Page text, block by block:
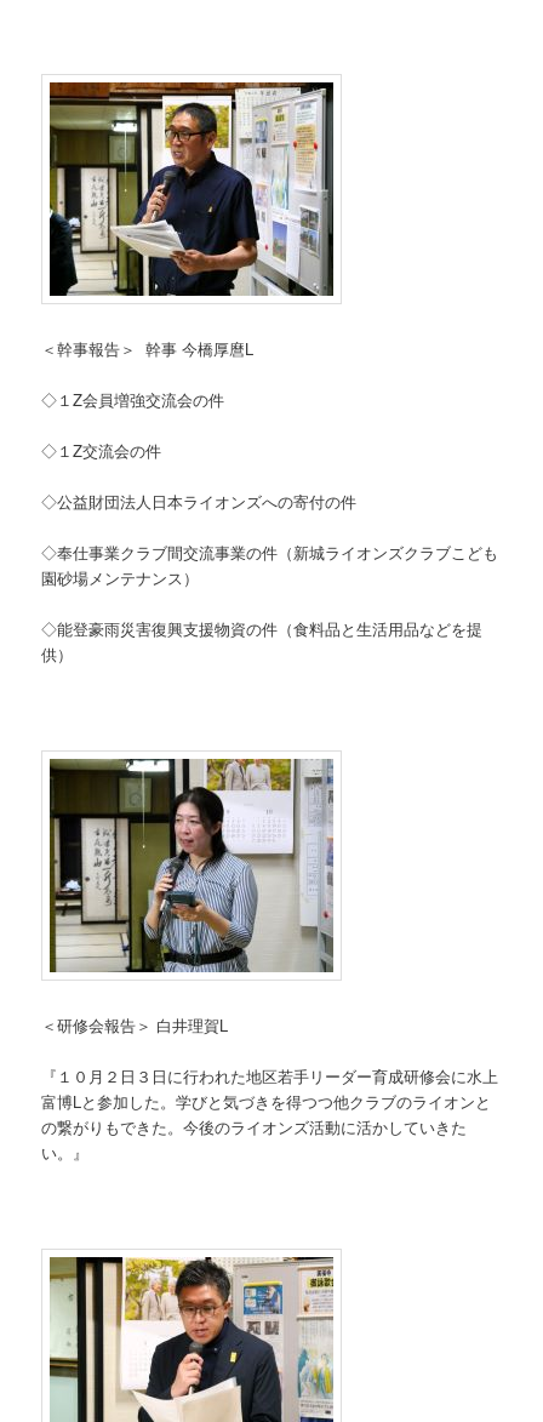
＜幹事報告＞ 幹事 今橋厚麿L
◇１Z会員増強交流会の件
◇１Z交流会の件
◇公益財団法人日本ライオンズへの寄付の件
◇奉仕事業クラブ間交流事業の件（新城ライオンズクラブこども
園砂場メンテナンス）
◇能登豪雨災害復興支援物資の件（食料品と生活用品などを提
供）
＜研修会報告＞ 白井理賀L
『１０月２日３日に行われた地区若手リーダー育成研修会に水上
富博Lと参加した。学びと気づきを得つつ他クラブのライオンと
の繋がりもできた。今後のライオンズ活動に活かしていきた
い。』